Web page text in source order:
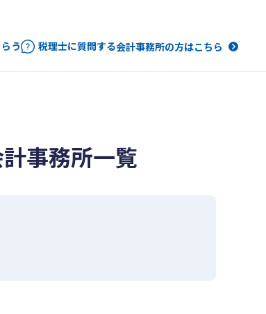
う 税理士に質問する会計事務所の方はこちら
事務所一覧